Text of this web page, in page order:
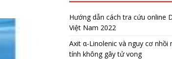
Hướng dẫn cách tra cứu online
Việt Nam 2022
Axit α-Linolenic và nguy cơ nhồi
tính không gây tử vong